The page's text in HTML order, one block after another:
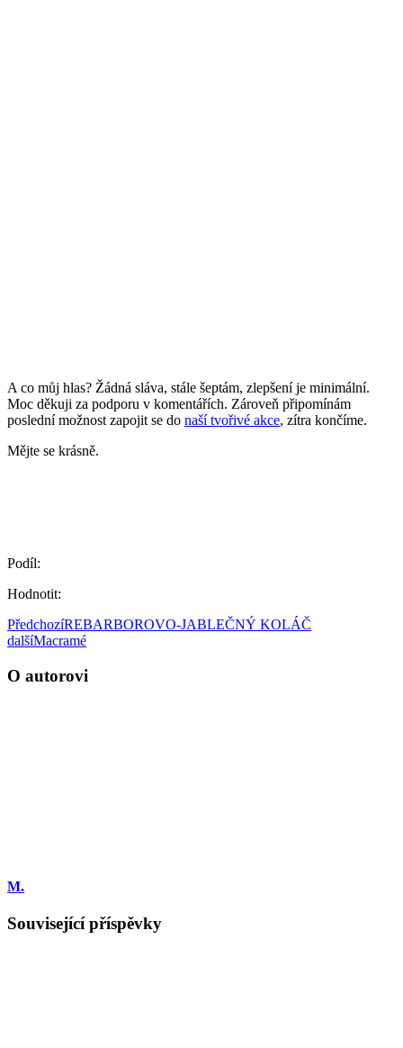
A co můj hlas? Žádná sláva, stále šeptám, zlepšení je minimální.
Moc děkuji za podporu v komentářích. Zároveň připomínám
poslední možnost zapojit se do naší tvořivé akce, zítra končíme.
Mějte se krásně.
Podíl:
Hodnotit:
PředchozíREBARBOROVO-JABLEČNÝ KOLÁČ
dalšíMacramé
O autorovi
M.
Související příspěvky